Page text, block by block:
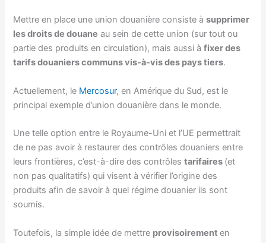
Mettre en place une union douanière consiste àsupprimer
les droits de douane au sein de cette union (sur tout ou
partie des produits en circulation), mais aussi àfixer des
tarifs douaniers communs vis-à-vis des pays tiers.
Actuellement, le Mercosur, en Amérique du Sud, est le
principal exemple d’union douanière dans le monde.
Une telle option entre le Royaume-Uni et l’UE permettrait
de ne pas avoir à restaurer des contrôles douaniers entre
leurs frontières, c’est-à-dire des contrôlestarifaires (et
non pas qualitatifs) qui visent à vérifier l’origine des
produits afin de savoir à quel régime douanier ils sont
soumis.
Toutefois, la simple idée de mettre provisoirementen